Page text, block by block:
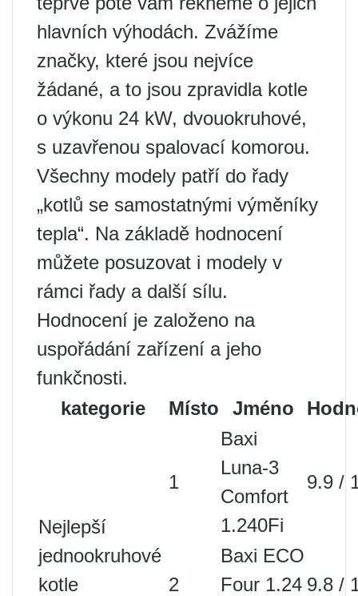
hlavních výhodách. Zvážíme
značky, které jsou nejvíce
žádané, a to jsou zpravidla kotle
o výkonu 24 kW, dvouokruhové,
s uzavřenou spalovací komorou.
Všechny modely patří do řady
„kotlů se samostatnými výměníky
tepla“. Na základě hodnocení
můžete posuzovat i modely v
rámci řady a další sílu.
Hodnocení je založeno na
uspořádání zařízení a jeho
funkčnosti.
kategorie
Místo Jméno
Nejlepší
jednookruhové
kotle
1
Baxi
Luna-3
Comfort
1.240Fi
9.9 /
2
Baxi ECO
Four 1.24 9.8 /